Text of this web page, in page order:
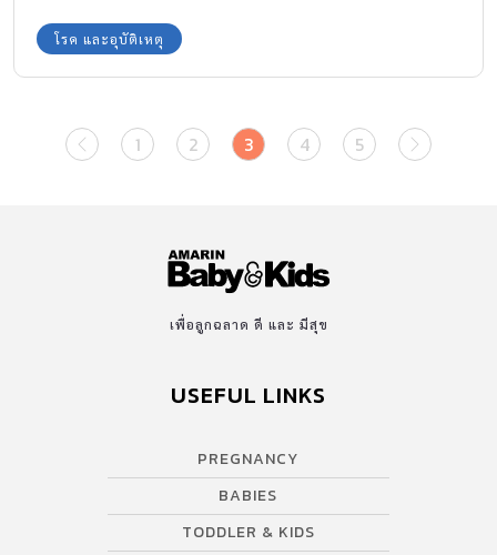
โรค และอุบัติเหตุ
1 2 3 4 5
เพื่อลูกฉลาด ดี และ มีสุข
USEFUL LINKS
PREGNANCY
BABIES
TODDLER & KIDS